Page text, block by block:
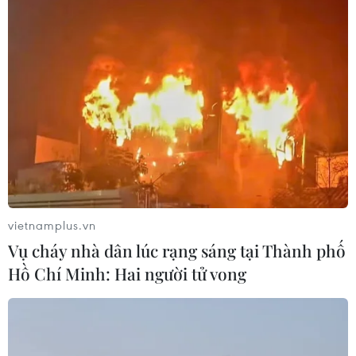
chung, tăng ni, phật tử tại thành phố nói riêng
rất đồng tình, ủng hộ và tuân thủ nghiêm chỉnh
các chỉ đạo, biện pháp phòng dịch mà thành
Cùng chung tay với người dân thành phố, rất
nhiều nghệ sỹ đã lên đường giúp đỡ người dân,
tham gia hỗ trợ tuyến đầu chống dịch.
[TP Hồ Chí Minh giữa những ngày giãn cách:
Tinh thần quyết tâm cao độ]
Các ca sỹ Phương Thanh, Nguyễn Phi Hùng,
Quốc Đại, MC Quỳnh Hoa, nghệ sỹ saxophone
vietnamplus.vn
Vụ cháy nhà dân lúc rạng sáng tại Thành phố
Hồ Chí Minh: Hai người tử vong